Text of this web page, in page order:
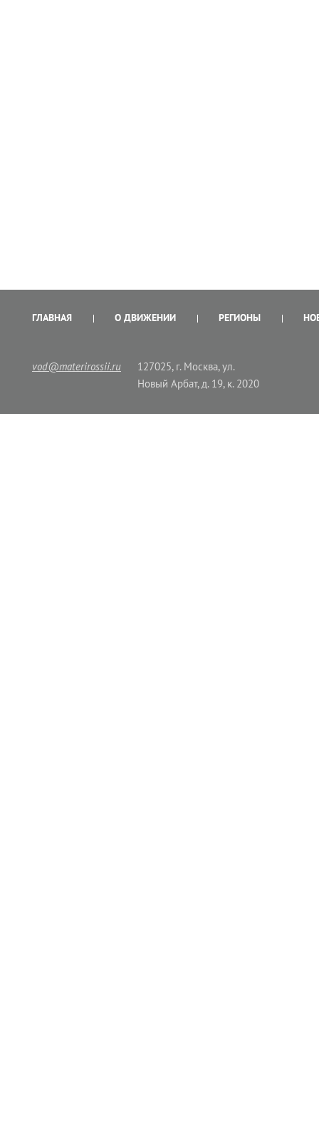
ГЛАВНАЯ О ДВИЖЕНИИ РЕГИОНЫ
vod@materirossii.ru
127025, г. Москва, ул.
Новый Арбат, д. 19, к. 2020